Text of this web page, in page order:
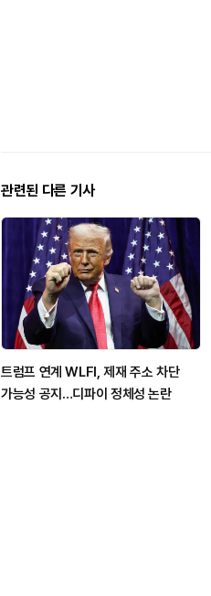
관련된 다른 기사
트럼프 연계 WLFI, 제재 주소 차단
가능성 공지…디파이 정체성 논란